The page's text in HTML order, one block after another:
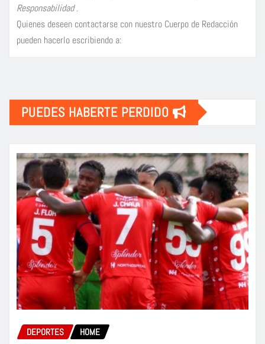
Responsabilidad.
Quienes deseen contactarse con nuestro Cuerpo de Redacción
pueden hacerlo escribiendo a:
PUEDES HABERTE PERDIDO
DEPORTES HOME